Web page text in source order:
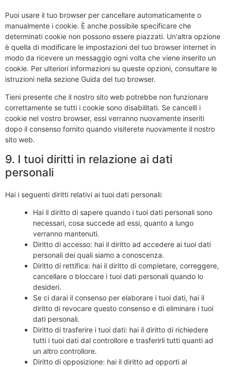
Puoi usare il tuo browser per cancellare automaticamente o
manualmente i cookie. È anche possibile specificare che
determinati cookie non possono essere piazzati. Un'altra opzione
è quella di modificare le impostazioni del tuo browser internet in
modo da ricevere un messaggio ogni volta che viene inserito un
cookie. Per ulteriori informazioni su queste opzioni, consultare le
istruzioni nella sezione Guida del tuo browser.
Tieni presente che il nostro sito web potrebbe non funzionare
correttamente se tutti i cookie sono disabilitati. Se cancelli i
cookie nel vostro browser, essi verranno nuovamente inseriti
dopo il consenso fornito quando visiterete nuovamente il nostro
sito web.
9. I tuoi diritti in relazione ai dati
personali
Hai i seguenti diritti relativi ai tuoi dati personali:
Hai il diritto di sapere quando i tuoi dati personali sono
necessari, cosa succede ad essi, quanto a lungo
verranno mantenuti.
Diritto di accesso: hai il diritto ad accedere ai tuoi dati
personali dei quali siamo a conoscenza.
Diritto di rettifica: hai il diritto di completare, correggere,
cancellare o bloccare i tuoi dati personali quando lo
desideri.
Se ci darai il consenso per elaborare i tuoi dati, hai il
diritto di revocare questo consenso e di eliminare i tuoi
dati personali.
Diritto di trasferire i tuoi dati: hai il diritto di richiedere
tutti i tuoi dati dal controllore e trasferirli tutti quanti ad
un altro controllore.
Diritto di opposizione: hai il diritto ad opporti al